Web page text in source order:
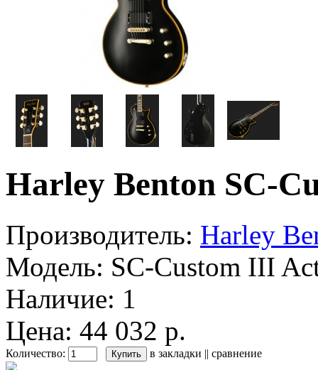
Harley Benton SC-
Производитель: Harley
Модель: SC-Custom III
Наличие: 1
Цена: 44 032 р.
Количество: в закладки || сравнение